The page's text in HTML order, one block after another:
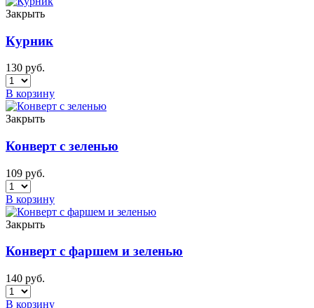
Закрыть
Курник
130 руб.
В корзину
Закрыть
Конверт с зеленью
109 руб.
В корзину
Закрыть
Конверт с фаршем и зеленью
140 руб.
В корзину